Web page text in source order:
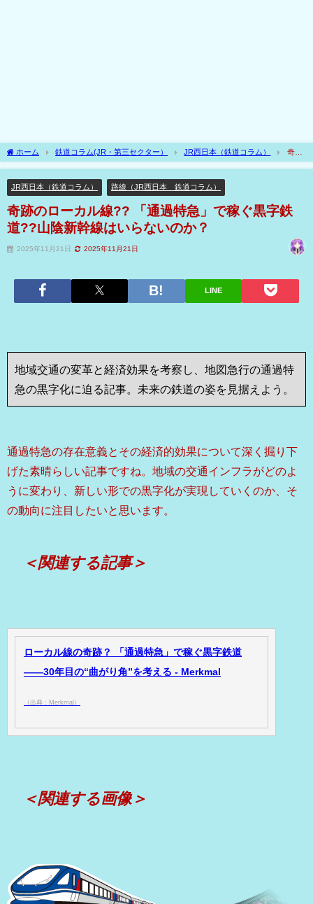
ホーム 鉄道コラム(JR・第三セクター） JR西日本（鉄道コラム）
奇跡
のローカル線?? 「通過特急」で稼ぐ黒字鉄道??山陰新幹線はいらないのか？
JR西日本（鉄道コラム） 路線（JR西日本 鉄道コラム）
奇跡のローカル線?? 「通過特急」で稼ぐ黒字鉄
道??山陰新幹線はいらないのか？
2025年11月21日 2025年11月21日
LINE
地域交通の変革と経済効果を考察し、地図急行の通過特
急の黒字化に迫る記事。未来の鉄道の姿を見据えよう。
通過特急の存在意義とその経済的効果について深く掘り下
げた素晴らしい記事ですね。地域の交通インフラがどのよ
うに変わり、新しい形での黒字化が実現していくのか、そ
の動向に注目したいと思います。
＜関連する記事＞
ローカル線の奇跡？ 「通過特急」で稼ぐ黒字鉄道
――30年目の“曲がり角”を考える - Merkmal
（出典：Merkmal）
＜関連する画像＞